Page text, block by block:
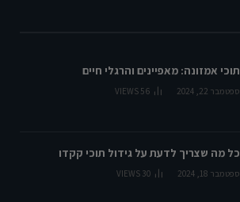
תוכי אמזונה: מאפיינים והרגלי חיים
ספטמבר 22, 2024 56
VIEWS
כל מה שצריך לדעת על גידול תוכי קקדו
ספטמבר 18, 2024 30
VIEWS